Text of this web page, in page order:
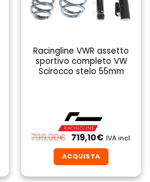
Racingline VWR assetto
sportivo completo VW
Scirocco stelo 55mm
799,00€ Il
prezzo
originale
era:
799,00€.
719,10€Il
attuale
è:
719,10€.
IVA incl.
ACQUISTA